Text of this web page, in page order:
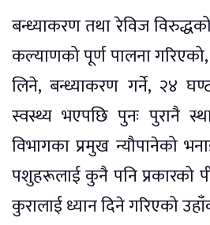
बन्ध्याकरण तथा रेविज
कल्याणको पूर्ण पालना
लिने, बन्ध्याकरण गर्ने, २४
स्वस्थ्य भएपछि पुनः पुरानै
विभागका प्रमुख न्यौपानेको
पशुहरूलाई कुनै पनि प्रकारको
कुरालाई ध्यान दिने गरिएको